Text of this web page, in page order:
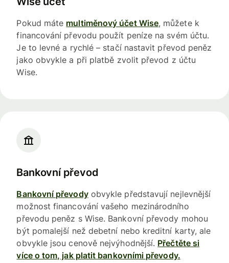
Pokud máte multiměnový účet Wise, můžete k
financování převodu použít peníze na svém účtu.
Je to levné a rychlé – stačí nastavit převod peněz
jako obvykle a při platbě zvolit převod z účtu
Wise.
Bankovní převod
Bankovní převodyobvykle představují nejlevnější
možnost financování vašeho mezinárodního
převodu peněz s Wise. Bankovní převody mohou
být pomalejší než debetní nebo kreditní karty, ale
obvykle jsou cenově nejvýhodnější. Přečtěte si
více o tom, jak platit bankovními převody.